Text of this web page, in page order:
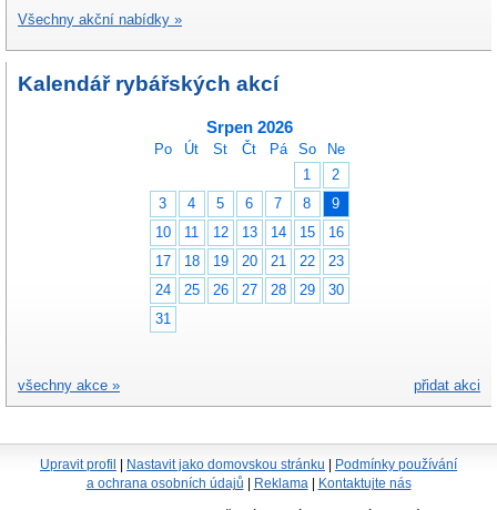
Všechny akční nabídky »
Kalendář rybářských akcí
Srpen 2026
Po Út St Čt Pá So
Ne
1
2
3
4 5 6 7 8
9
10
11 12 13 14 15
16
17
18 19 20 21 22
23
24
25 26 27 28 29
30
31
přidat akci
všechny akce »
Upravit profil Nastavit jako domovskou stránku
Podmínky používání
a ochrana osobních údajů
Reklama Kontaktujte nás